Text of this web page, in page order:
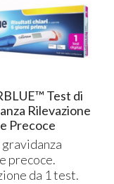
Test di
Rilevazione
Precoce
precoce.
da 1 test.